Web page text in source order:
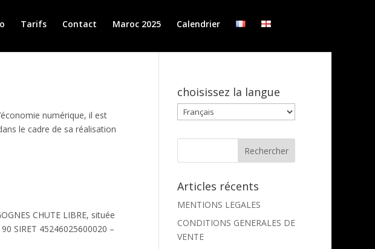
Tarifs Contact Maroc 2025 Calendrier
numérique, il est
le cadre de sa réalisation
CHUTE LIBRE, située
SIRET 45246025600020 –
choisissez la langue
choisissez
la
langue
Articles récents
MENTIONS LEGALES
CONDITIONS GENERALES DE
VENTE